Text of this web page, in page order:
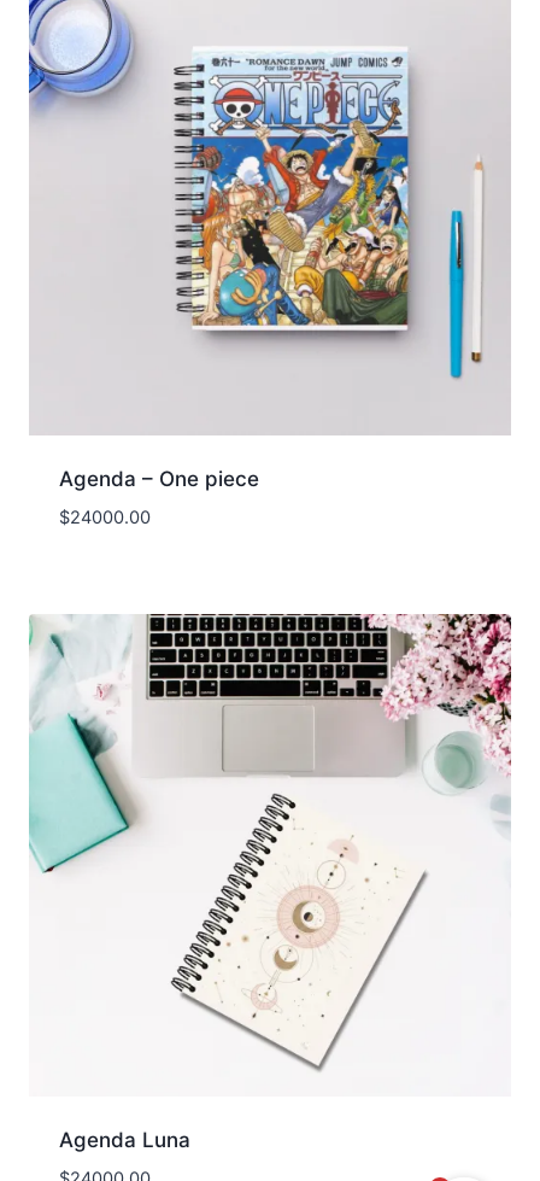
Agenda – One piece
$24000.00
Agenda Luna